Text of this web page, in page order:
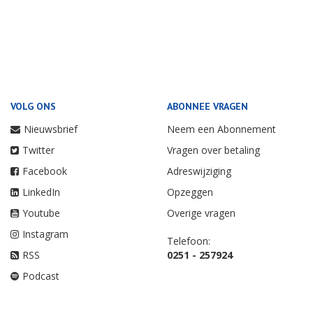
VOLG ONS
Nieuwsbrief
Twitter
Facebook
LinkedIn
Youtube
Instagram
RSS
Podcast
ABONNEE VRAGEN
Neem een Abonnement
Vragen over betaling
Adreswijziging
Opzeggen
Overige vragen
Telefoon:
0251 - 257924